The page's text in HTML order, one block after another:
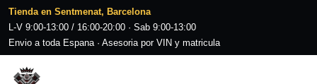
Tienda en Sentmenat, Barcelona
L-V 9:00-13:00 / 16:00-20:00 · Sab 9:00-13:00
Envio a toda Espana · Asesoria por VIN y matricula